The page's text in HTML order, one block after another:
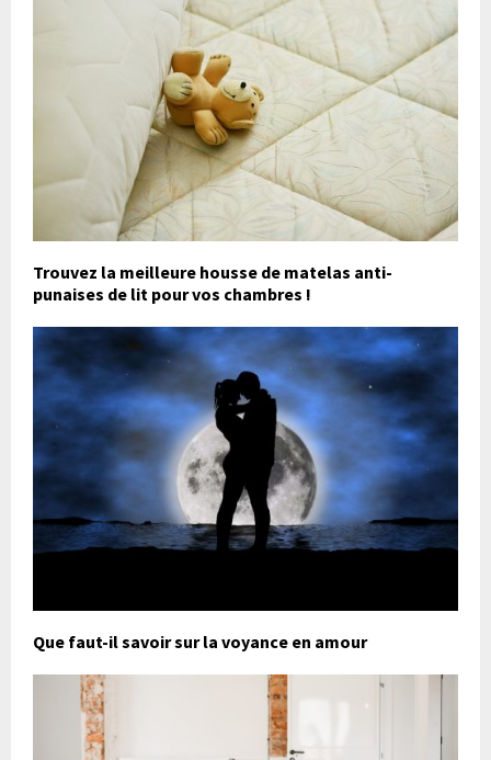
Trouvez la meilleure housse de matelas anti-
punaises de lit pour vos chambres !
Que faut-il savoir sur la voyance en amour